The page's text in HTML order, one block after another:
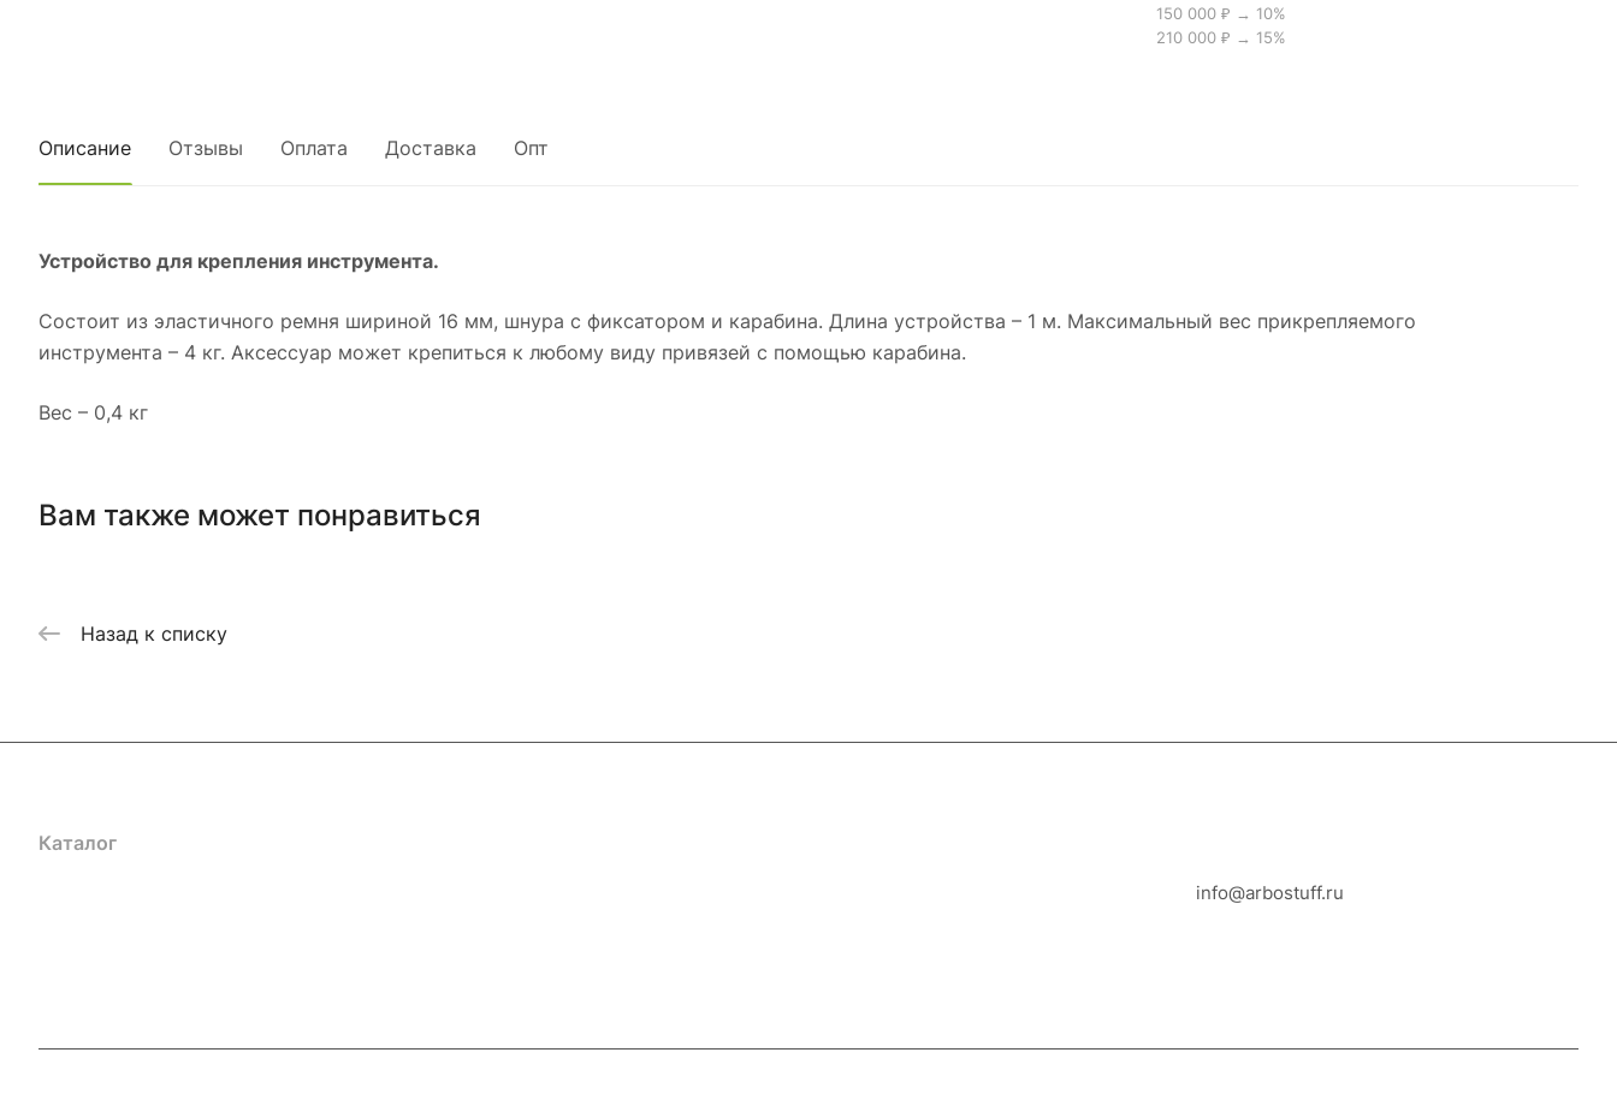
150 000 ₽ → 10%
210 000 ₽ → 15%
Описание Отзывы Оплата Доставка Опт
Устройство для крепления инструмента.
Состоит из эластичного ремня шириной 16 мм, шнура с фиксатором и карабина. Длина устройства – 1 м. Максимальный вес прикрепляемого
инструмента – 4 кг. Аксессуар может крепиться к любому виду привязей с помощью карабина.
Вес – 0,4 кг
Вам также может понравиться
Назад к списку
Каталог
info@arbostuff.ru